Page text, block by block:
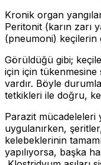
Kronik organ
Peritonit (karın zarı
(pneumoni) keçilerin
Görüldüğü gibi;
için için tükenmesine
vardır. Böyle
tetkikleri ile doğru,
Parazit mücadeleleri
uygulanırken,
kelebeklerinin
yapılıyorsa, başka